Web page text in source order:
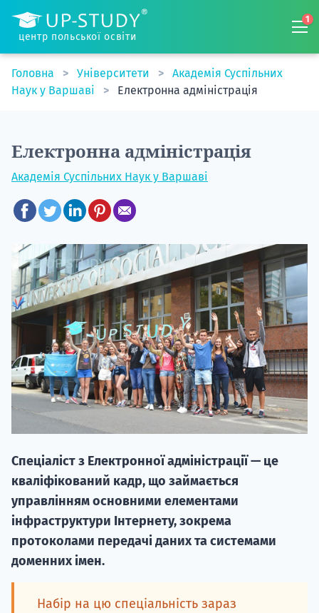
центр польської освіти
1
Головна Університети
Академія Суспільних
Наук у Варшаві
Електронна адміністрація
Електронна адміністрація
Академія Суспільних Наук у Варшаві
Спеціаліст з Електронної адміністрації — це
кваліфікований кадр, що займається
управлінням основними елементами
інфраструктури Інтернету, зокрема
протоколами передачі даних та системами
доменних імен.
Набір на цю спеціальність зараз
вступ на